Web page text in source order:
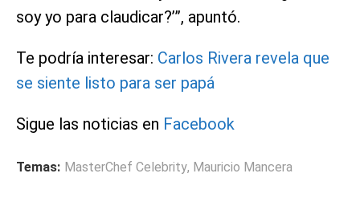
soy yo para claudicar?’”, apuntó.
Te podría interesar: Carlos Rivera revela que
se siente listo para ser papá
Sigue las noticias en Facebook
Temas: MasterChef Celebrity, Mauricio Mancera